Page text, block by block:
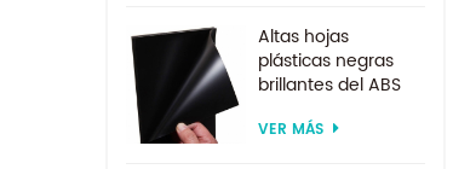
Altas hojas
plásticas negras
brillantes del ABS
formación al vacío
VER MÁS